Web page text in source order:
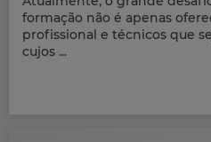
formação não é apenas
profissional e técnicos que
cujos ...